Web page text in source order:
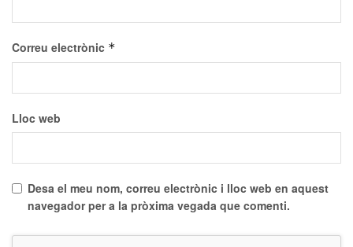
Correu electrònic *
Lloc web
Desa el meu nom, correu electrònic i lloc web en aquest
navegador per a la pròxima vegada que comenti.